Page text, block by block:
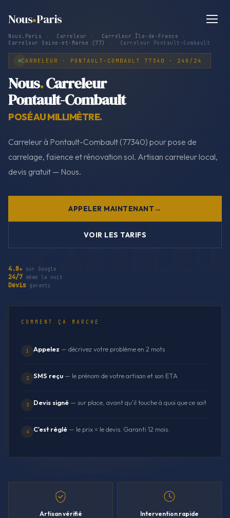
Nous Paris
Nous.Paris Carreleur Carreleur Île-de-France
Carreleur Seine-et-Marne (77)
Carreleur Pontault-Combault
CARRELEUR · PONTAULT-COMBAULT 77340 · 24H/24
Nous.Carreleur
Pontault-Combault
POSÉ AU MILLIMÈTRE.
Carreleur à Pontault-Combault (77340) pour pose de
carrelage, faïence et rénovation sol. Artisan carreleur local,
devis gratuit — Nous.
APPELER MAINTENANT
VOIR LES TARIFS
4.8★ sur Google
24/7 même la nuit
Devis garanti
COMMENT ÇA MARCHE
1 Appelez — décrivez votre problème en 2 mots
2 SMS reçu — le prénom de votre artisan et son ETA
3 Devis signé — sur place, avant qu'il touche à quoi que ce soit
4 C'est réglé — le prix = le devis. Garanti 12 mois.
Artisan vérifié Intervention rapide